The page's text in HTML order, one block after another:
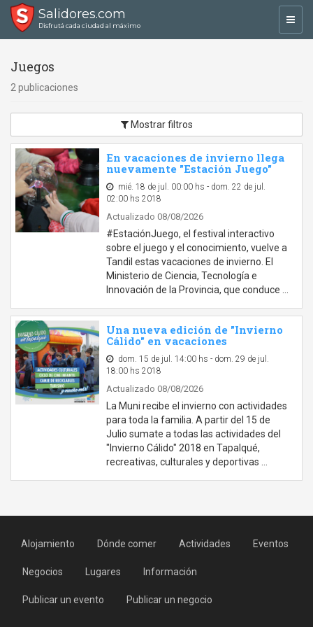
Salidores.com
Disfrutá cada ciudad al máximo
Juegos
2 publicaciones
Mostrar filtros
En vacaciones de invierno llega
nuevamente "Estación Juego"
mié. 18 de jul. 00:00 hs - dom. 22 de jul.
02:00 hs 2018
Actualizado 08/08/2026
#EstaciónJuego, el festival interactivo
sobre el juego y el conocimiento, vuelve a
Tandil estas vacaciones de invierno. El
Ministerio de Ciencia, Tecnología e
Innovación de la Provincia, que conduce …
Una nueva edición de "Invierno
Cálido" en vacaciones
dom. 15 de jul. 14:00 hs - dom. 29 de jul.
18:00 hs 2018
Actualizado 08/08/2026
La Muni recibe el invierno con actividades
para toda la familia. A partir del 15 de
Julio sumate a todas las actividades del
"Invierno Cálido" 2018 en Tapalqué,
recreativas, culturales y deportivas …
Alojamiento Dónde comer Actividades Eventos
Negocios Lugares Información
Publicar un evento Publicar un negocio